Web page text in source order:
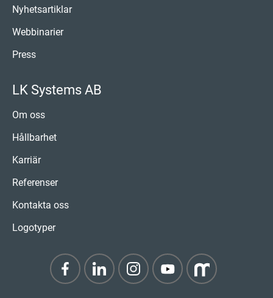
Nyhetsartiklar
Webbinarier
Press
LK Systems AB
Om oss
Hållbarhet
Karriär
Referenser
Kontakta oss
Logotyper